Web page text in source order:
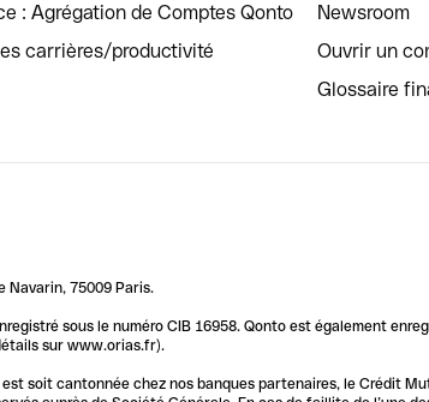
: Agrégation de Comptes Qonto
carrières/productivité
Newsroom
Ouvrir un
Glossaire
Navarin, 75009 Paris.
sous le numéro CIB 16958. Qonto est également
sur www.orias.fr).
soit cantonnée chez nos banques partenaires, le Crédit